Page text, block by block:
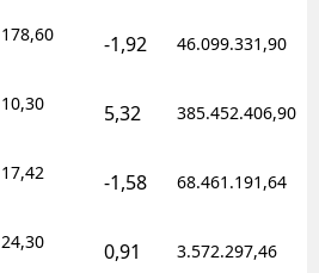
178,60 -1,92 46.099.331,90
10,30 5,32 385.452.406,90
17,42 -1,58 68.461.191,64
24,30 0,91 3.572.297,46